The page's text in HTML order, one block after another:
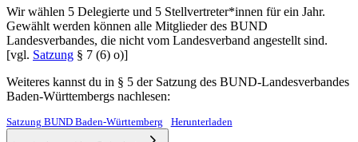
Wir wählen 5 Delegierte und 5 Stellvertreter*innen für ein Jahr.
Gewählt werden können alle Mitglieder des BUND
Landesverbandes, die nicht vom Landesverband angestellt sind.
[vgl. Satzung § 7 (6) o)]
Weiteres kannst du in § 5 der Satzung des BUND-Landesverbandes
Baden-Württembergs nachlesen:
Satzung BUND Baden-Württemberg Herunterladen